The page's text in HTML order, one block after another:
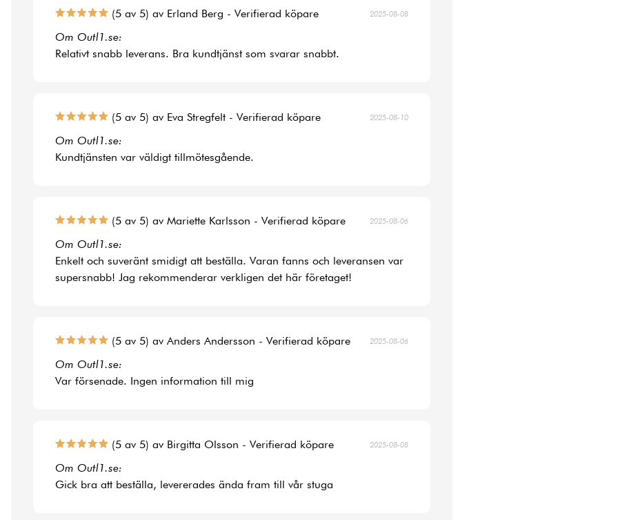
(5 av 5) av Erland Berg - Verifierad köpare 2025-08-08
Om Outl1.se:
Relativt snabb leverans. Bra kundtjänst som svarar snabbt.
(5 av 5) av Eva Stregfelt - Verifierad köpare 2025-08-10
Om Outl1.se:
Kundtjänsten var väldigt tillmötesgående.
(5 av 5) av Mariette Karlsson - Verifierad köpare 2025-08-06
Om Outl1.se:
Enkelt och suveränt smidigt att beställa. Varan fanns och leveransen var
supersnabb! Jag rekommenderar verkligen det här företaget!
(5 av 5) av Anders Andersson - Verifierad köpare 2025-08-06
Om Outl1.se:
Var försenade. Ingen information till mig
(5 av 5) av Birgitta Olsson - Verifierad köpare 2025-08-08
Om Outl1.se:
Gick bra att beställa, levererades ända fram till vår stuga